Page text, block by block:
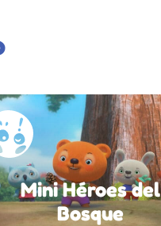
Mini Héroes del
Bosque